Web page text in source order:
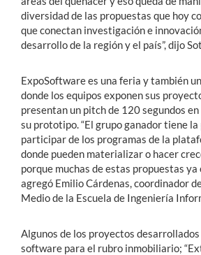
diversidad de las propuestas que hoy
que conectan investigación e
desarrollo de la región y el país”, dijo
ExpoSoftware es una feria y también
donde los equipos exponen sus
presentan un pitch de 120 segundos
su prototipo. “El grupo ganador tiene
participar de los programas de la
donde pueden materializar o hacer
porque muchas de estas propuestas ya
agregó Emilio Cárdenas, coordinador
Medio de la Escuela de Ingeniería
Algunos de los proyectos desarrollados
software para el rubro inmobiliario;